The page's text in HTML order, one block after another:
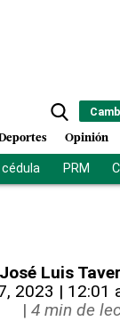
Opinión
PRM
José Luis
2023 | 12:01
| 4 min de